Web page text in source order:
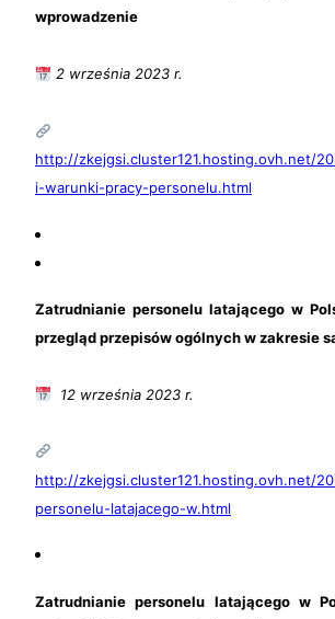
wprowadzenie
2 września 2023 r.
http://zkejgsi.cluster121.hosting.ovh.net/
i-warunki-pracy-personelu.html
Zatrudnianie personelu latającego w
przegląd przepisów ogólnych w zakresie
12 września 2023 r.
http://zkejgsi.cluster121.hosting.ovh.net/
personelu-latajacego-w.html
Zatrudnianie personelu latającego w